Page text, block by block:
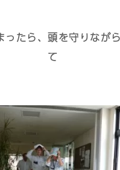
ったら、頭を守りなが
て